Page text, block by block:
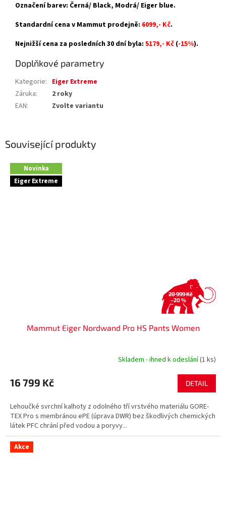
Související produkty
Novinka
Eiger Extreme
20 999 Kč
–20 %
Mammut Eiger Nordwand Pro HS Pants Women
Skladem - ihned k odeslání(1 ks)
16 799 Kč DETAIL
Lehoučké svrchní kalhoty z odolného tří vrstvého materiálu GORE-
TEX Pro s membránou ePE (úprava DWR) bez škodlivých chemických
látek PFC chrání před vodou a poryvy...
Akce
Označení barev: Černá/ Black, Modrá/ Eiger blue.
Standardní cena v Mammut prodejně: 6099,- Kč.
Nejnižší cena za posledních 30 dní byla: 5179,- Kč (-15%).
Doplňkové parametry
Kategorie: Eiger Extreme
Záruka:
2 roky
EAN: Zvolte variantu